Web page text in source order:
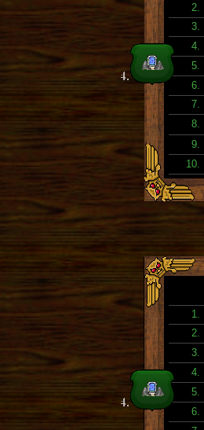
2.
3.
4.
5.
6.
7.
8.
9.
10.
1.
2.
3.
4.
5.
6.